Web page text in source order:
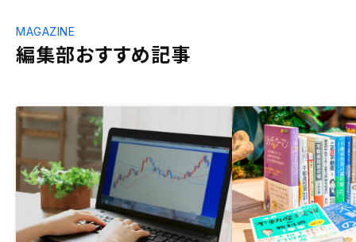
編集部おすすめ記事
MAGAZINE